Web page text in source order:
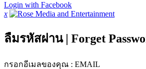
Login with Facebook
x
ลืมรหัสผ่าน | Forget
กรอกอีเมลของคุณ : EMAIL